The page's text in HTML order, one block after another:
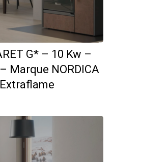
G* – 10 Kw –
Marque NORDICA
Extraflame